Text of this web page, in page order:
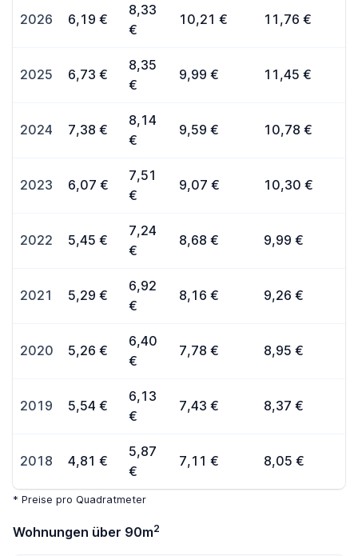
2026 6,19 €
8,33
€
10,21 € 11,76 €
2025 6,73 €
8,35
€
9,99 € 11,45 €
2024 7,38 €
8,14
€
9,59 € 10,78 €
2023 6,07 €
7,51
€
9,07 € 10,30 €
2022 5,45 €
7,24
€
8,68 € 9,99 €
2021 5,29 €
6,92
€
8,16 € 9,26 €
2020 5,26 €
6,40
€
7,78 € 8,95 €
2019 5,54 €
6,13
€
7,43 € 8,37 €
2018 4,81 €
5,87
€
7,11 € 8,05 €
* Preise pro Quadratmeter
Wohnungen über 90m2